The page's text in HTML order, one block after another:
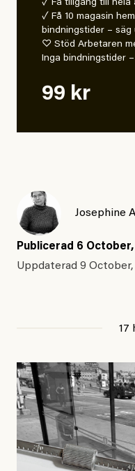
✓ Få tillgång till hela
✓ Få 10 magasin
bindningstider – säg
♡ Stöd Arbetaren
Inga bindningstider
99 kr
Josephine
Publicerad 6 October,
Uppdaterad 9 October,
17